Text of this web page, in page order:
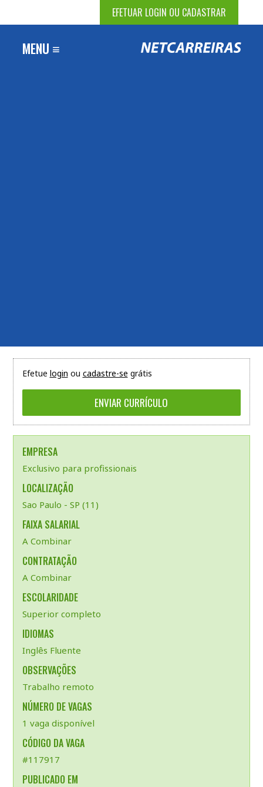
EFETUAR LOGIN OU CADASTRAR
MENU ≡
Efetue login ou cadastre-se grátis
EMPRESA
Exclusivo para profissionais
LOCALIZAÇÃO
Sao Paulo - SP (11)
FAIXA SALARIAL
A Combinar
CONTRATAÇÃO
A Combinar
ESCOLARIDADE
Superior completo
IDIOMAS
Inglês Fluente
OBSERVAÇÕES
Trabalho remoto
NÚMERO DE VAGAS
1 vaga disponível
CÓDIGO DA VAGA
#117917
PUBLICADO EM